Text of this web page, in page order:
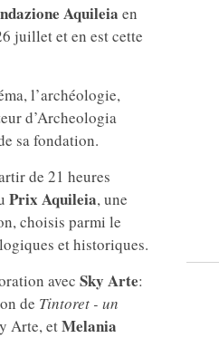
Aquileia en
juillet et en est cette
l’archéologie,
d’Archeologia
sa fondation.
de 21 heures
Prix Aquileia, une
choisis parmi le
et historiques.
avec Sky Arte:
de Tintoret - un
Arte, etMelania